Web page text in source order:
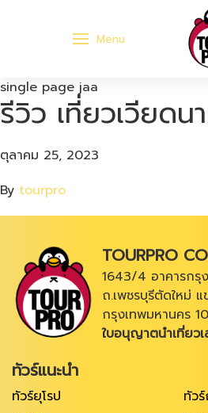
Menu
single page jaa
รีวิว เที่ยวเวียดน
ตุลาคม 25, 2023
By tourpro
TOURPRO
1643/4 อาคารกรุ
ถ.เพชรบุรีตัดใหม่
กรุงเทพมหานคร
ใบอนุญาตนำเที่ยว
ทัวร์แนะนำ
ทัวร์ยุโรป
ทัว